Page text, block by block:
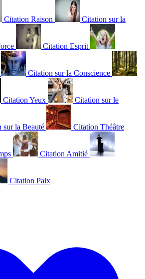
Citation Raison Citation sur la
Citation Esprit
Citation sur la Conscience
Citation Yeux Citation sur le
sur la Beauté Citation Théâtre
Citation Amitié
Citation Paix